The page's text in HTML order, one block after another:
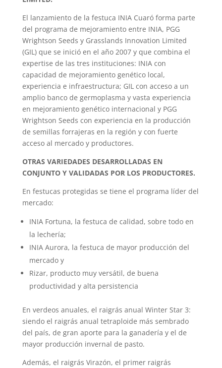
El lanzamiento de la festuca INIA Cuaró forma parte
del programa de mejoramiento entre INIA, PGG
Wrightson Seeds y Grasslands Innovation Limited
(GIL) que se inició en el año 2007 y que combina el
expertise de las tres instituciones: INIA con
capacidad de mejoramiento genético local,
experiencia e infraestructura; GIL con acceso a un
amplio banco de germoplasma y vasta experiencia
en mejoramiento genético internacional y PGG
Wrightson Seeds con experiencia en la producción
de semillas forrajeras en la región y con fuerte
acceso al mercado y productores.
OTRAS VARIEDADES DESARROLLADAS EN
CONJUNTO Y VALIDADAS POR LOS PRODUCTORES.
En festucas protegidas se tiene el programa líder del
mercado:
INIA Fortuna, la festuca de calidad, sobre todo en
la lechería;
INIA Aurora, la festuca de mayor producción del
mercado y
Rizar, producto muy versátil, de buena
productividad y alta persistencia
En verdeos anuales, el raigrás anual Winter Star 3:
siendo el raigrás anual tetraploide más sembrado
del país, de gran aporte para la ganadería y el de
mayor producción invernal de pasto.
Además, el raigrás Virazón, el primer raigrás